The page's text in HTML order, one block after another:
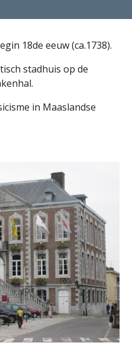
18de eeuw (ca.1738).
stadhuis op de
in Maaslandse